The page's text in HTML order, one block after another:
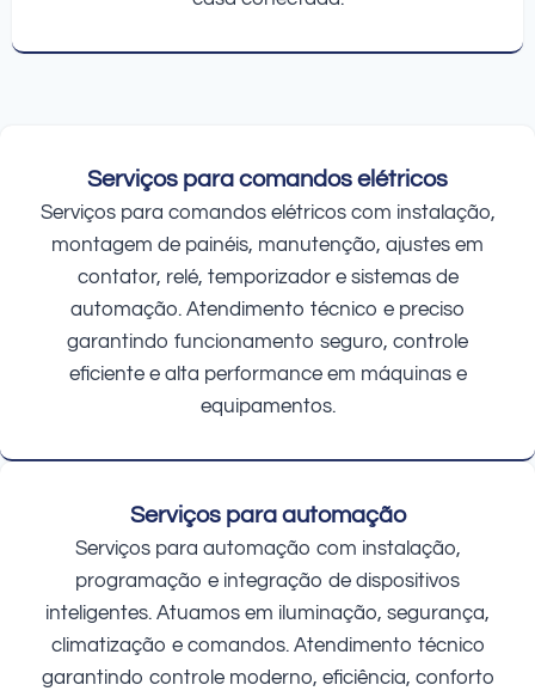
Serviços para comandos elétricos
Serviços para comandos elétricos com instalação,
montagem de painéis, manutenção, ajustes em
contator, relé, temporizador e sistemas de
automação. Atendimento técnico e preciso
garantindo funcionamento seguro, controle
eficiente e alta performance em máquinas e
equipamentos.
Serviços para automação
Serviços para automação com instalação,
programação e integração de dispositivos
inteligentes. Atuamos em iluminação, segurança,
climatização e comandos. Atendimento técnico
garantindo controle moderno, eficiência, conforto